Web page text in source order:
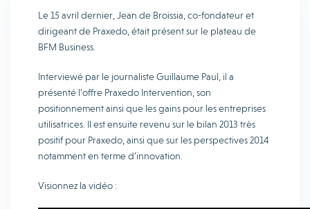
Le 15 avril dernier, Jean de Broissia, co-fondateur et
dirigeant de Praxedo, était présent sur le plateau de
BFM Business.
Interviewé par le journaliste Guillaume Paul, il a
présenté l’offre Praxedo Intervention, son
positionnement ainsi que les gains pour les entreprises
utilisatrices. Il est ensuite revenu sur le bilan 2013 très
positif pour Praxedo, ainsi que sur les perspectives 2014
notamment en terme d’innovation.
Visionnez la vidéo :